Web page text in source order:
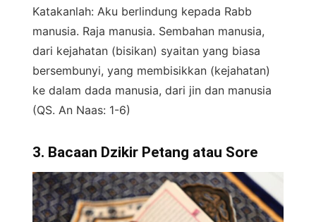
Katakanlah: Aku berlindung kepada Rabb
manusia. Raja manusia. Sembahan manusia,
dari kejahatan (bisikan) syaitan yang biasa
bersembunyi, yang membisikkan (kejahatan)
ke dalam dada manusia, dari jin dan manusia
(QS. An Naas: 1-6)
3. Bacaan Dzikir Petang atau Sore